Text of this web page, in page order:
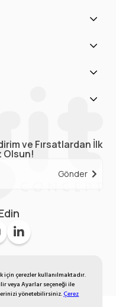
için çerezler kullanılmaktadır.
veya Ayarlar seçeneği ile
yönetebilirsiniz.Çerez
ve Fırsatlardan İlk
Olsun!
Gönder